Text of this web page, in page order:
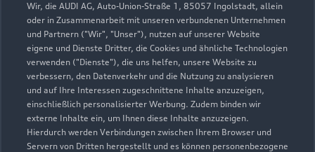
Wir, die AUDI AG, Auto-Union-Straße 1, 85057 Ingolstadt, allein
oder in Zusammenarbeit mit unseren verbundenen Unternehmen
und Partnern ("Wir", "Unser"), nutzen auf unserer Website
eigene und Dienste Dritter, die Cookies und ähnliche Technologien
verwenden ("Dienste"), die uns helfen, unsere Website zu
verbessern, den Datenverkehr und die Nutzung zu analysieren
und auf Ihre Interessen zugeschnittene Inhalte anzuzeigen,
einschließlich personalisierter Werbung. Zudem binden wir
externe Inhalte ein, um Ihnen diese Inhalte anzuzeigen.
Hierdurch werden Verbindungen zwischen Ihrem Browser und
Servern von Dritten hergestellt und es können personenbezogene